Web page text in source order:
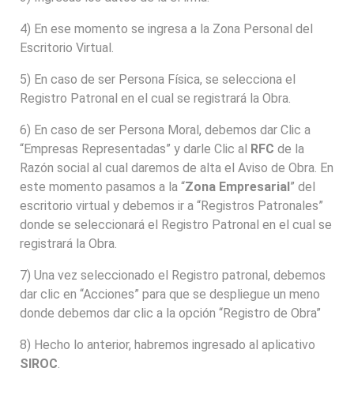
4) En ese momento se ingresa a la Zona Personal del
Escritorio Virtual.
5) En caso de ser Persona Física, se selecciona el
Registro Patronal en el cual se registrará la Obra.
6) En caso de ser Persona Moral, debemos dar Clic a
“Empresas Representadas” y darle Clic al RFC de la
Razón social al cual daremos de alta el Aviso de Obra. En
este momento pasamos a la “Zona Empresarial ” del
escritorio virtual y debemos ir a “Registros Patronales”
donde se seleccionará el Registro Patronal en el cual se
registrará la Obra.
7) Una vez seleccionado el Registro patronal, debemos
dar clic en “Acciones” para que se despliegue un meno
donde debemos dar clic a la opción “Registro de Obra”
8) Hecho lo anterior, habremos ingresado al aplicativo
SIROC.